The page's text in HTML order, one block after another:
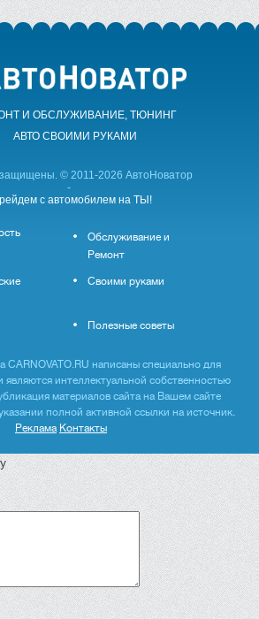
И ОБСЛУЖИВАНИЕ, ТЮНИНГ
АВТО CВОИМИ РУКАМИ
© 2011-2026 АвтоНоватор
-
с автомобилем на ТЫ!
Обслуживание и
Ремонт
Своими руками
Полезные советы
CARNOVATO.RU написаны специально для
являются интеллектуальной собственностью
материалов сайта на Вашем сайте
полной активной ссылки на источник.
Реклама Контакты